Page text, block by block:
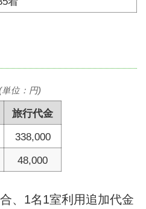
旅行代金
338,000
48,000
位：円)
、1名1室利用追加代金